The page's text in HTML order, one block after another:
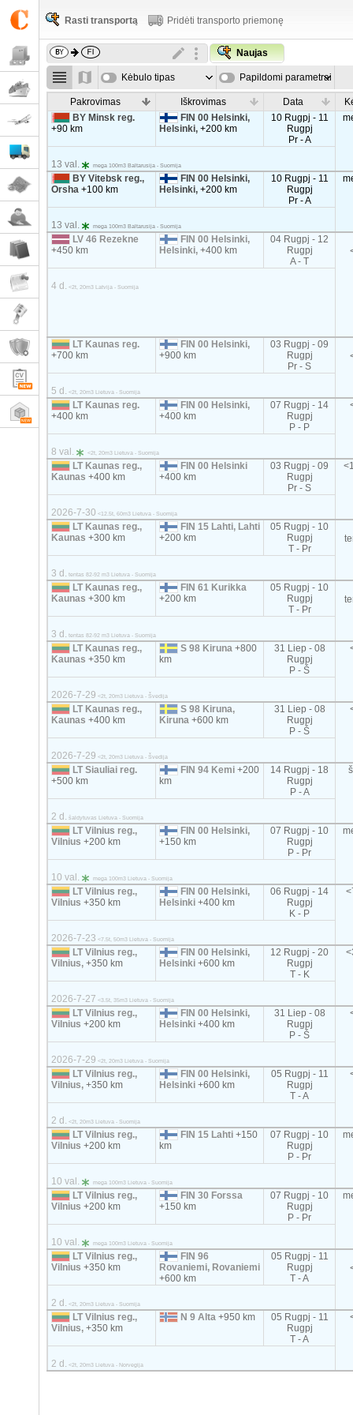
Rasti transportą Pridėti transporto priemonę
Naujas
Kėbulo tipas Papildomi parametrai
Pakrovimas Iškrovimas Data
BY Minsk reg.
+90 km
FIN 00 Helsinki,
Helsinki,+200 km
10 Rugpj - 11
Rugpj
Pr - A
13 val. mega 100m3 Baltarusija - Suomija
BY Vitebsk reg.,
Orsha+100 km
FIN 00 Helsinki,
Helsinki,+200 km
10 Rugpj - 11
Rugpj
Pr - A
13 val. mega 100m3 Baltarusija - Suomija
LV 46 Rezekne
+450 km
FIN 00 Helsinki,
Helsinki,+400 km
04 Rugpj - 12
Rugpj
A - T
4 d. <2t, 20m3 Latvija - Suomija
LT Kaunas reg.
+700 km
FIN 00 Helsinki,
+900 km
03 Rugpj - 09
Rugpj
Pr - S
5 d. <2t, 20m3 Lietuva - Suomija
LT Kaunas reg.
+400 km
FIN 00 Helsinki,
+400 km
07 Rugpj - 14
Rugpj
P - P
8 val. <2t, 20m3 Lietuva - Suomija
LT Kaunas reg.,
Kaunas+400 km
FIN 00 Helsinki
+400 km
03 Rugpj - 09
Rugpj
Pr - S
2026-7-30 <12.5t, 60m3 Lietuva - Suomija
LT Kaunas reg.,
Kaunas+300 km
FIN 15 Lahti, Lahti
+200 km
05 Rugpj - 10
Rugpj
T - Pr
3 d. tentas 82-92 m3 Lietuva - Suomija
LT Kaunas reg.,
Kaunas+300 km
FIN 61 Kurikka
+200 km
05 Rugpj - 10
Rugpj
T - Pr
3 d. tentas 82-92 m3 Lietuva - Suomija
LT Kaunas reg.,
Kaunas+350 km
S 98 Kiruna+800
km
31 Liep - 08
Rugpj
P - Š
2026-7-29 <2t, 20m3 Lietuva - Švedija
LT Kaunas reg.,
Kaunas+400 km
S 98 Kiruna,
Kiruna+600 km
31 Liep - 08
Rugpj
P - Š
2026-7-29 <2t, 20m3 Lietuva - Švedija
LT Siauliai reg.
+500 km
FIN 94 Kemi+200
km
14 Rugpj - 18
Rugpj
P - A
2 d. šaldytuvas Lietuva - Suomija
LT Vilnius reg.,
Vilnius+200 km
FIN 00 Helsinki,
+150 km
07 Rugpj - 10
Rugpj
P - Pr
10 val. mega 100m3 Lietuva - Suomija
LT Vilnius reg.,
Vilnius+350 km
FIN 00 Helsinki,
Helsinki+400 km
06 Rugpj - 14
Rugpj
K - P
2026-7-23 <7.5t, 50m3 Lietuva - Suomija
LT Vilnius reg.,
Vilnius,+350 km
FIN 00 Helsinki,
Helsinki+600 km
12 Rugpj - 20
Rugpj
T - K
2026-7-27 <3.5t, 35m3 Lietuva - Suomija
LT Vilnius reg.,
Vilnius+200 km
FIN 00 Helsinki,
Helsinki+400 km
31 Liep - 08
Rugpj
P - Š
2026-7-29 <2t, 20m3 Lietuva - Suomija
LT Vilnius reg.,
Vilnius,+350 km
FIN 00 Helsinki,
Helsinki+600 km
05 Rugpj - 11
Rugpj
T - A
2 d. <2t, 20m3 Lietuva - Suomija
LT Vilnius reg.,
Vilnius+200 km
FIN 15 Lahti+150
km
07 Rugpj - 10
Rugpj
P - Pr
10 val. mega 100m3 Lietuva - Suomija
LT Vilnius reg.,
Vilnius+200 km
FIN 30 Forssa
+150 km
07 Rugpj - 10
Rugpj
P - Pr
10 val. mega 100m3 Lietuva - Suomija
LT Vilnius reg.,
Vilnius+350 km
FIN 96
Rovaniemi, Rovaniemi
+600 km
05 Rugpj - 11
Rugpj
T - A
2 d. <2t, 20m3 Lietuva - Suomija
LT Vilnius reg.,
Vilnius,+350 km
N 9 Alta+950 km
05 Rugpj - 11
Rugpj
T - A
2 d. <2t, 20m3 Lietuva - Norvegija